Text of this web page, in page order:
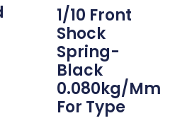
1/10 Front
Shock
Spring-
Black
0.080kg/mm
For Type